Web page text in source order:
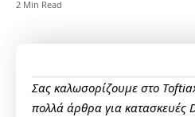
2 Min Read
Σας καλωσορίζουμε στο
πολλά άρθρα για κατασκευές